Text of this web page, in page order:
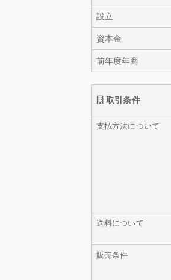
設立
資本金
前年度年商
取引条件
支払方法について
送料について
販売条件